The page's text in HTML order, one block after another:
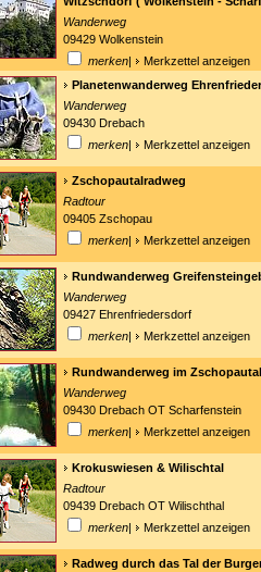
Wanderweg
09429 Wolkenstein
merken|
Merkzettel anzeigen
Planetenwanderweg
Wanderweg
09430 Drebach
merken| Merkzettel anzeigen
Zschopautalradweg
Radtour
09405 Zschopau
merken| Merkzettel anzeigen
Rundwanderweg
Wanderweg
09427 Ehrenfriedersdorf
merken| Merkzettel anzeigen
Rundwanderweg im Zschopautal
Wanderweg
09430 Drebach OT Scharfenstein
merken| Merkzettel anzeigen
Krokuswiesen & Wilischtal
Radtour
09439 Drebach OT Wilischthal
merken| Merkzettel anzeigen
Radweg durch das Tal der